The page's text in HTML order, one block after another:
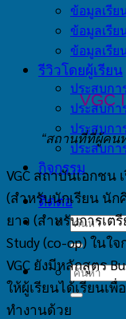
ข้อมูลเรี
ข้อมูลเรี
ข้อมูลเรี
รีวิวโดยผู้เรียน
ประสบก
ประสบกา
ประสบก
ประสบก
กิจกรรม
ติดต่อ
VGC
“สถานที่ที่ผู้คน
VGC สถาบันเอกชน
(สำหรับนักเรียน นัก
ยาว (สำหรับการเต
Study (co-op) ในใ
VGC ยังมีหลักสูตร
ให้ผู้เรียนได้เรียนเ
ทำงานด้วย